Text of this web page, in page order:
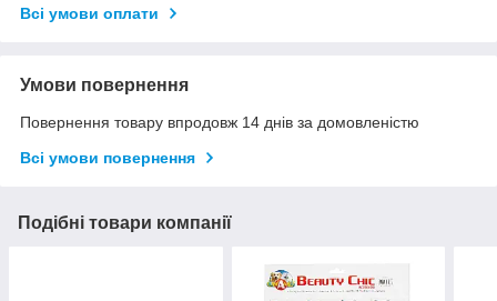
Всі умови оплати
Умови повернення
Повернення товару впродовж 14 днів за домовленістю
Всі умови повернення
Подібні товари компанії